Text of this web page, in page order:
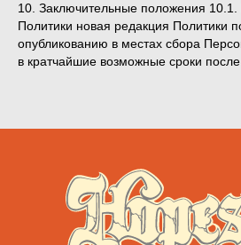
10. Заключительные положения
Политики новая редакция Политики
опубликованию в местах сбора
в кратчайшие возможные сроки после